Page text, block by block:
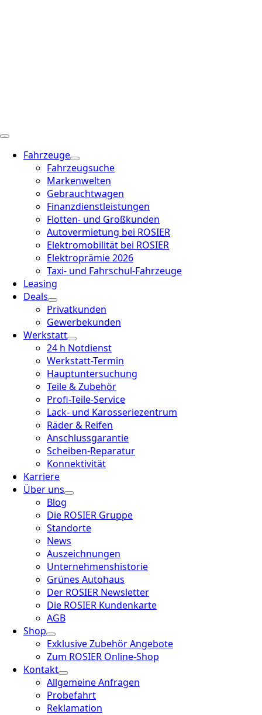
Fahrzeuge
Fahrzeugsuche
Markenwelten
Gebrauchtwagen
Finanzdienstleistungen
Flotten- und Großkunden
Autovermietung bei ROSIER
Elektromobilität bei ROSIER
Elektroprämie 2026
Taxi- und Fahrschul-Fahrzeuge
Leasing
Deals
Privatkunden
Gewerbekunden
Werkstatt
24 h Notdienst
Werkstatt-Termin
Hauptuntersuchung
Teile & Zubehör
Profi-Teile-Service
Lack- und Karosseriezentrum
Räder & Reifen
Anschlussgarantie
Scheiben-Reparatur
Konnektivität
Karriere
Über uns
Blog
Die ROSIER Gruppe
Standorte
News
Auszeichnungen
Unternehmenshistorie
Grünes Autohaus
Der ROSIER Newsletter
Die ROSIER Kundenkarte
AGB
Shop
Exklusive Zubehör Angebote
Zum ROSIER Online-Shop
Kontakt
Allgemeine Anfragen
Probefahrt
Reklamation